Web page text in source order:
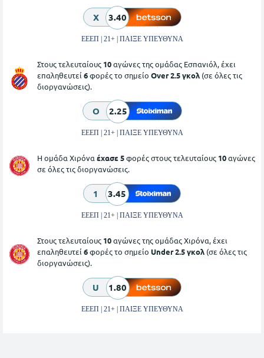
X 3.40
ΕΕΕΠ | 21+ | ΠΑΙΞΕ ΥΠΕΥΘΥΝΑ
Στους τελευταίους 10αγώνες της ομάδας Εσπανιόλ, έχει
επαληθευτεί 6φορές το σημείο Over 2.5 γκολ (σε όλες τις
διοργανώσεις).
O 2.25
ΕΕΕΠ | 21+ | ΠΑΙΞΕ ΥΠΕΥΘΥΝΑ
Η ομάδα Χιρόνα έχασε 5φορές στους τελευταίους 10αγώνες
σε όλες τις διοργανώσεις.
1 3.45
ΕΕΕΠ | 21+ | ΠΑΙΞΕ ΥΠΕΥΘΥΝΑ
Στους τελευταίους 10αγώνες της ομάδας Χιρόνα, έχει
επαληθευτεί 6φορές το σημείο Under 2.5 γκολ (σε όλες τις
διοργανώσεις).
U 1.80
ΕΕΕΠ | 21+ | ΠΑΙΞΕ ΥΠΕΥΘΥΝΑ